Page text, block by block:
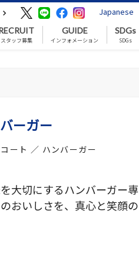
Japanese
スタッフ募集
GUIDE
インフォメーション
SDGs
SDGs
ーガー
ート ／ ハンバーガー
大切にするハンバーガー専
おいしさを、真心と笑顔